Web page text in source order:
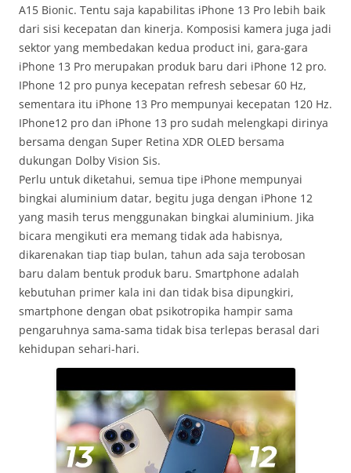
A15 Bionic. Tentu saja kapabilitas iPhone 13 Pro lebih baik
dari sisi kecepatan dan kinerja. Komposisi kamera juga jadi
sektor yang membedakan kedua product ini, gara-gara
iPhone 13 Pro merupakan produk baru dari iPhone 12 pro.
IPhone 12 pro punya kecepatan refresh sebesar 60 Hz,
sementara itu iPhone 13 Pro mempunyai kecepatan 120 Hz.
IPhone12 pro dan iPhone 13 pro sudah melengkapi dirinya
bersama dengan Super Retina XDR OLED bersama
dukungan Dolby Vision Sis.
Perlu untuk diketahui, semua tipe iPhone mempunyai
bingkai aluminium datar, begitu juga dengan iPhone 12
yang masih terus menggunakan bingkai aluminium. Jika
bicara mengikuti era memang tidak ada habisnya,
dikarenakan tiap tiap bulan, tahun ada saja terobosan
baru dalam bentuk produk baru. Smartphone adalah
kebutuhan primer kala ini dan tidak bisa dipungkiri,
smartphone dengan obat psikotropika hampir sama
pengaruhnya sama-sama tidak bisa terlepas berasal dari
kehidupan sehari-hari.